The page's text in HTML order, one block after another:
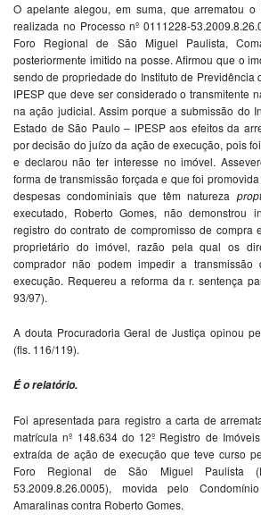
O apelante alegou, em suma, que arrematou
realizada no Processo nº 0111228-
Foro Regional de São Miguel Paulista,
posteriormente imitido na posse. Afirmou que o
sendo de propriedade do Instituto de Previdência
IPESP que deve ser considerado o transmitente
na ação judicial. Assim porque a submissão do
Estado de São Paulo – IPESP aos efeitos da
por decisão do juízo da ação de execução, pois
e declarou não ter interesse no imóvel.
forma de transmissão forçada e que foi
despesas condominiais que têm natureza
executado, Roberto Gomes, não demonstrou
registro do contrato de compromisso de compra
proprietário do imóvel, razão pela qual os
comprador não podem impedir a
execução. Requereu a reforma da r. sentença
93/97).
A douta Procuradoria Geral de Justiça opinou
(fls. 116/119).
É o relatório.
Foi apresentada para registro a carta de
matrícula nº 148.634 do 12º Registro de
extraída de ação de execução que teve curso
Foro Regional de São Miguel Paulista
53.2009.8.26.0005), movida pelo
Amaralinas contra Roberto Gomes.